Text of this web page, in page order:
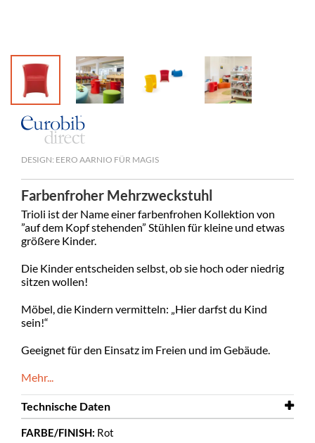
DESIGN: EERO AARNIO FÜR MAGIS
Farbenfroher Mehrzweckstuhl
Trioli ist der Name einer farbenfrohen Kollektion von
”auf dem Kopf stehenden” Stühlen für kleine und etwas
größere Kinder.
Die Kinder entscheiden selbst, ob sie hoch oder niedrig
sitzen wollen!
Möbel, die Kindern vermitteln: „Hier darfst du Kind
sein!“
Geeignet für den Einsatz im Freien und im Gebäude.
Mehr...
Technische Daten
Breite 496 mm
FARBE/FINISH: Rot